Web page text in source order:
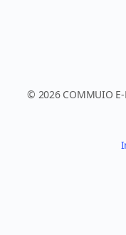
© 2026 COMMUIO